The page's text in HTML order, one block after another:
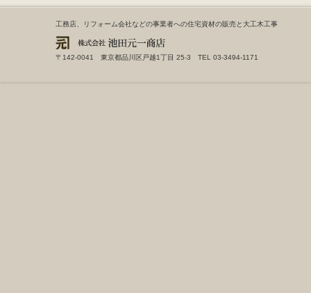
工務店、リフォーム会社などの事業者への住宅資材の販売と大工木工事
〒142-0041 東京都品川区戸越1丁目 25-3 TEL 03-3494-1171